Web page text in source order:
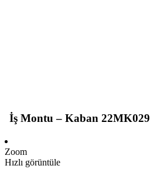
İş Montu – Kaban 22MK029
Zoom
Hızlı görüntüle